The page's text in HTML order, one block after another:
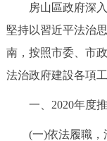
市領導
政策兌現
房山區政府深入
堅持以習近平法治
南，按照市委、市
法治政府建設各項
一、2020年度推
(一)依法履職，